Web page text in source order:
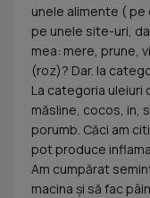
unele alimente (
pe unele site-uri,
mea: mere, prune,
(roz)? Dar. la
La categoria
măsline, cocos, in,
porumb. Căci am
pot produce
Am cumpărat
macina și să fac